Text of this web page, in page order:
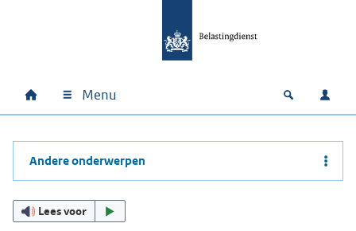
Hoofdnavigatie
Home Menu Open
Andere onderwerpen
Lees voor